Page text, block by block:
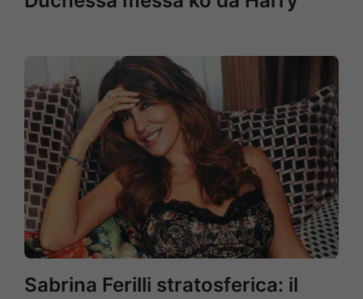
Sabrina Ferilli stratosferica: il